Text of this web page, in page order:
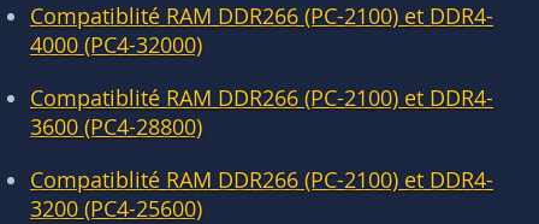
Compatiblité RAM DDR266 (PC-2100) et DDR4-
4000 (PC4-32000)
Compatiblité RAM DDR266 (PC-2100) et DDR4-
3600 (PC4-28800)
Compatiblité RAM DDR266 (PC-2100) et DDR4-
3200 (PC4-25600)